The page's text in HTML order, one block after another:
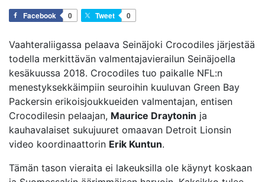
Facebook 0 Tweet 0
Vaahteraliigassa pelaava Seinäjoki Crocodiles järjestää
todella merkittävän valmentajavierailun Seinäjoella
kesäkuussa 2018. Crocodiles tuo paikalle NFL:n
menestyksekkäimpiin seuroihin kuuluvan Green Bay
Packersin erikoisjoukkueiden valmentajan, entisen
Crocodilesin pelaajan, Maurice Draytonin ja
kauhavalaiset sukujuuret omaavan Detroit Lionsin
video koordinaattorin Erik Kuntun.
Tämän tason vieraita ei lakeuksilla ole käynyt koskaan